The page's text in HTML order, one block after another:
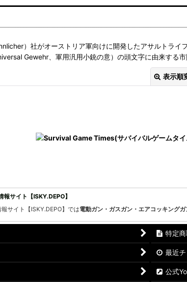
）社がオーストリア軍向けに開発したアサルトライ
Gewehr、軍用汎用小銃の意）の頭文字に由来する市
表示順
サイト【ISKY.DEPO】
サイト【ISKY.DEPO】では電動ガン・ガスガン・エアコッキング
特定
最近
公式